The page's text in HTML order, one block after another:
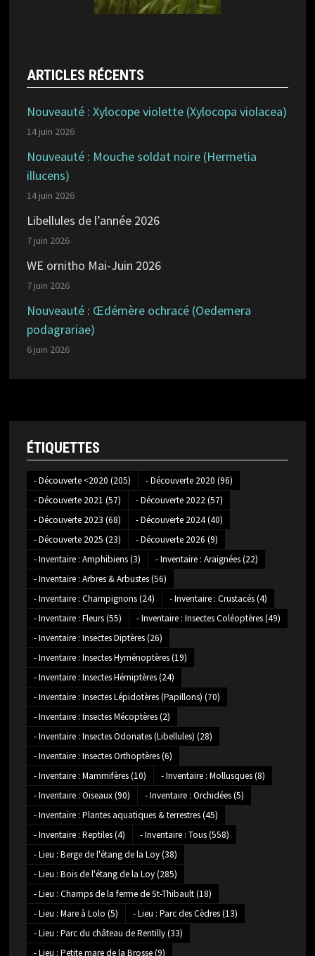
ARTICLES RÉCENTS
Nouveauté : Xylocope violette (Xylocopa violacea)
14 juin 2026
Nouveauté : Mouche soldat noire (Hermetia
illucens)
14 juin 2026
Libellules de l’année 2026
7 juin 2026
WE ornitho Mai-Juin 2026
7 juin 2026
Nouveauté : Œdémère ochracé (Oedemera
podagrariae)
6 juin 2026
ÉTIQUETTES
- Découverte <2020 (205) - Découverte 2020 (96)
- Découverte 2021 (57) - Découverte 2022(57)
- Découverte 2023 (68) - Découverte 2024(40)
- Découverte 2025 (23) - Découverte 2026 (9)
- Inventaire : Amphibiens(3) - Inventaire : Araignées(22)
- Inventaire : Arbres & Arbustes(56)
- Inventaire : Champignons(24) - Inventaire : Crustacés(4)
- Inventaire : Fleurs(55) - Inventaire : Insectes Coléoptères(49)
- Inventaire : Insectes Diptères(26)
- Inventaire : Insectes Hyménoptères(19)
- Inventaire : Insectes Hémiptères(24)
- Inventaire : Insectes Lépidotères (Papillons) (70)
- Inventaire : Insectes Mécoptères(2)
- Inventaire : Insectes Odonates (Libellules) (28)
- Inventaire : Insectes Orthoptères(6)
- Inventaire : Mammifères(10) - Inventaire : Mollusques(8)
- Inventaire : Oiseaux(90) - Inventaire : Orchidées(5)
- Inventaire : Plantes aquatiques & terrestres(45)
- Inventaire : Reptiles(4) - Inventaire : Tous(558)
- Lieu : Berge de l'étang de la Loy(38)
- Lieu : Bois de l'étang de la Loy(285)
- Lieu : Champs de la ferme de St-Thibault(18)
- Lieu : Mare à Lolo (5) - Lieu : Parc des Cèdres(13)
- Lieu : Parc du château de Rentilly(33)
- Lieu : Petite mare de la Brosse(9)